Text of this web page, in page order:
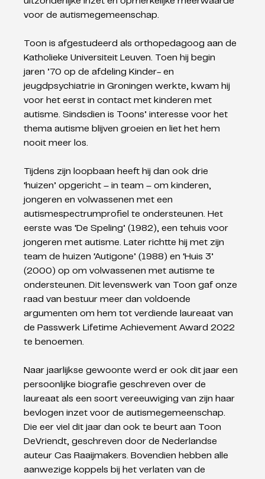
voor de autismegemeenschap.
Toon is afgestudeerd als orthopedagoog aan de
Katholieke Universiteit Leuven. Toen hij begin
jaren ’70 op de afdeling Kinder- en
jeugdpsychiatrie in Groningen werkte, kwam hij
voor het eerst in contact met kinderen met
autisme. Sindsdien is Toons’ interesse voor het
thema autisme blijven groeien en liet het hem
nooit meer los.
Tijdens zijn loopbaan heeft hij dan ook drie
‘huizen’ opgericht – in team – om kinderen,
jongeren en volwassenen met een
autismespectrumprofiel te ondersteunen. Het
eerste was ‘De Speling’ (1982), een tehuis voor
jongeren met autisme. Later richtte hij met zijn
team de huizen ‘Autigone’ (1988) en ‘Huis 3’
(2000) op om volwassenen met autisme te
ondersteunen. Dit levenswerk van Toon gaf onze
raad van bestuur meer dan voldoende
argumenten om hem tot verdiende laureaat van
de Passwerk Lifetime Achievement Award 2022
te benoemen.
Naar jaarlijkse gewoonte werd er ook dit jaar een
persoonlijke biografie geschreven over de
laureaat als een soort vereeuwiging van zijn haar
bevlogen inzet voor de autismegemeenschap.
Die eer viel dit jaar dan ook te beurt aan Toon
DeVriendt, geschreven door de Nederlandse
auteur Cas Raaijmakers. Bovendien hebben alle
aanwezige koppels bij het verlaten van de